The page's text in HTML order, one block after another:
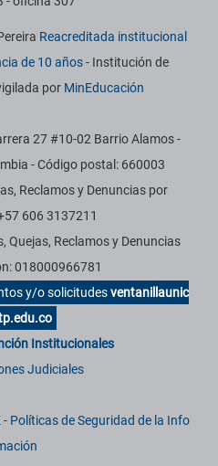
Reacreditada institucional
de 10 años- Institución de
por MinEducación
27 #10-02 Barrio Alamos -
- Código postal: 660003
Reclamos y Denuncias por
606 3137211
Quejas, Reclamos y Denuncias
018000966781
y/o solicitudesventanillaunic
Institucionales
Judiciales
- Políticas de Seguridad de la Info